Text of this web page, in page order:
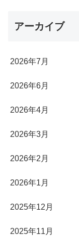
アーカイブ
2026年7月
2026年6月
2026年4月
2026年3月
2026年2月
2026年1月
2025年12月
2025年11月